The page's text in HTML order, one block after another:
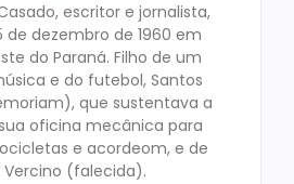
escritor e jornalista,
de dezembro de 1960 em
do Paraná. Filho de um
e do futebol, Santos
que sustentava a
oficina mecânica para
e acordeom, e de
Vercino (falecida).